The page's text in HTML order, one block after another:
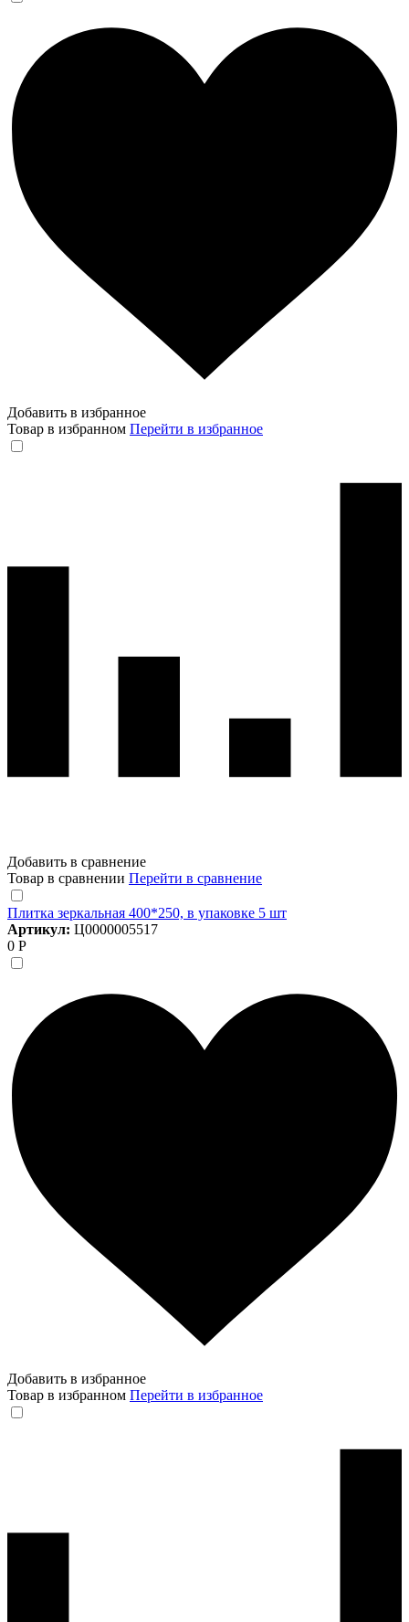
Добавить в избранное
Товар в избранном Перейти в избранное
Добавить в сравнение
Товар в сравнении Перейти в сравнение
Плитка зеркальная 400*250, в упаковке 5 шт
Артикул: Ц0000005517
0 Р
Добавить в избранное
Товар в избранном Перейти в избранное